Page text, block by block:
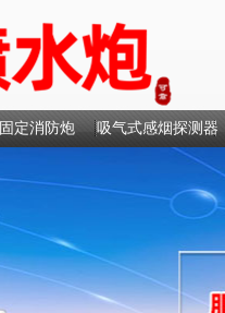
固定消防炮 吸气式感烟探测器